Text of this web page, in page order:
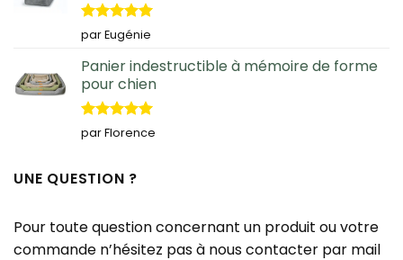
Note5sur
5
par Eugénie
Panier indestructible à mémoire de forme
pour chien
Note5sur
5
par Florence
UNE QUESTION ?
Pour toute question concernant un produit ou votre
commande n’hésitez pas à nous contacter par mail